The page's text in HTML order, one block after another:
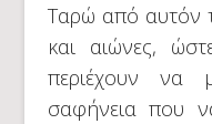
Ταρώ από αυτόν
και αιώνες,
περιέχουν να
σαφήνεια που